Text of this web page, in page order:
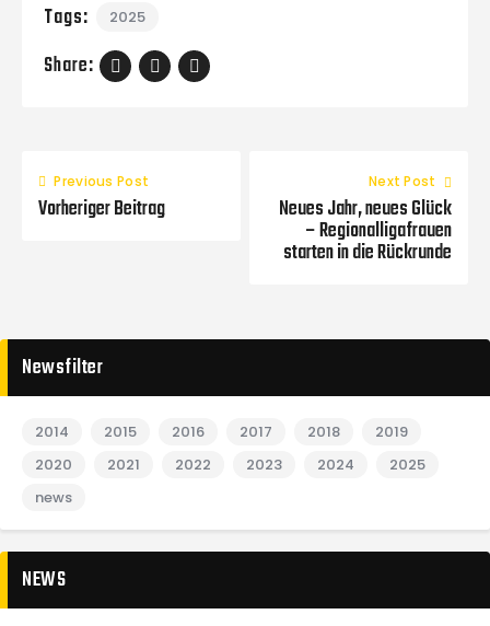
Tags: 2025
Share:
Previous Post
Vorheriger Beitrag
Next Post
Neues Jahr, neues Glück
– Regionalligafrauen
starten in die Rückrunde
Newsfilter
2014 2015 2016 2017 2018
2019
2020
2021 2022 2023 2024
2025
news
NEWS